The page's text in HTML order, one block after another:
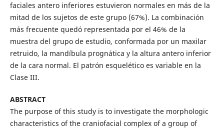
faciales antero inferiores estuvieron normales en más de la
mitad de los sujetos de este grupo (67%). La combinación
más frecuente quedó representada por el 46% de la
muestra del grupo de estudio, conformada por un maxilar
retruido, la mandíbula prognática y la altura antero inferior
de la cara normal. El patrón esquelético es variable en la
Clase III.
ABSTRACT
The purpose of this study is to investigate the morphologic
characteristics of the craniofacial complex of a group of